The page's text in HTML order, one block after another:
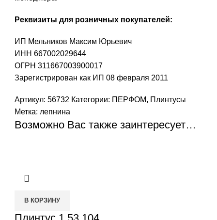
Реквизиты для розничных покупателей:
ИП Мельников Максим Юрьевич
ИНН 667002029644
ОГРН 311667003900017
Зарегистрирован как ИП 08 февраля 2011
Артикул: 56732 Категории: ПЕРФОМ, Плинтусы
Метка: лепнина
Возможно Вас также заинтересует…
В КОРЗИНУ